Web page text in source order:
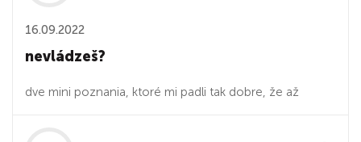
16.09.2022
nevládzeš?
dve mini poznania, ktoré mi padli tak dobre, že až